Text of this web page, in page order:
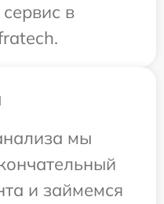
в
мы
и займемся